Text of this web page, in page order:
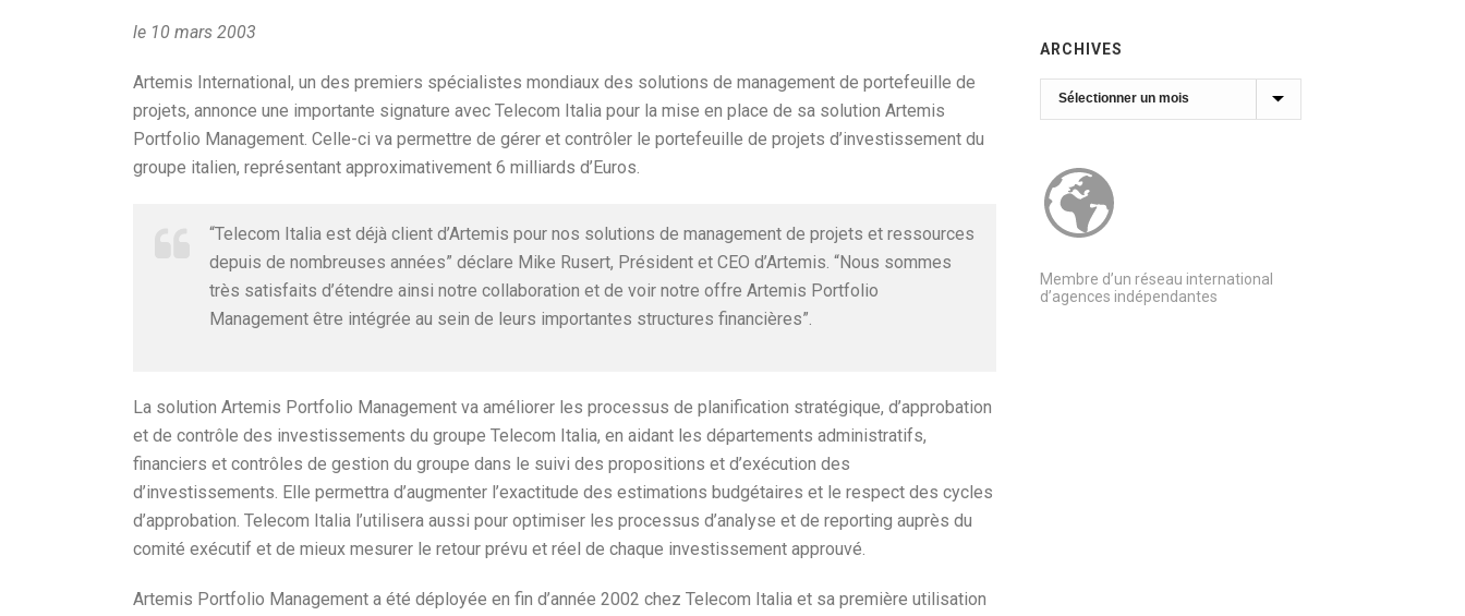
le 10 mars 2003
Artemis International, un des premiers spécialistes mondiaux des solutions de management de portefeuille de
projets, annonce une importante signature avec Telecom Italia pour la mise en place de sa solution Artemis
Portfolio Management. Celle-ci va permettre de gérer et contrôler le portefeuille de projets d’investissement du
groupe italien, représentant approximativement 6 milliards d’Euros.
“Telecom Italia est déjà client d’Artemis pour nos solutions de management de projets et ressources
depuis de nombreuses années” déclare Mike Rusert, Président et CEO d’Artemis. “Nous sommes
très satisfaits d’étendre ainsi notre collaboration et de voir notre offre Artemis Portfolio
Management être intégrée au sein de leurs importantes structures financières”.
La solution Artemis Portfolio Management va améliorer les processus de planification stratégique, d’approbation
et de contrôle des investissements du groupe Telecom Italia, en aidant les départements administratifs,
financiers et contrôles de gestion du groupe dans le suivi des propositions et d’exécution des
d’investissements. Elle permettra d’augmenter l’exactitude des estimations budgétaires et le respect des cycles
d’approbation. Telecom Italia l’utilisera aussi pour optimiser les processus d’analyse et de reporting auprès du
comité exécutif et de mieux mesurer le retour prévu et réel de chaque investissement approuvé.
Artemis Portfolio Management a été déployée en fin d’année 2002 chez Telecom Italia et sa première utilisation
ARCHIVES
Archives
Membre d’un réseau international
d’agences indépendantes